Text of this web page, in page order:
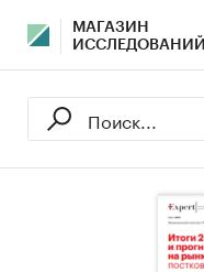
МАГАЗИН
ИССЛЕДОВАНИЙ